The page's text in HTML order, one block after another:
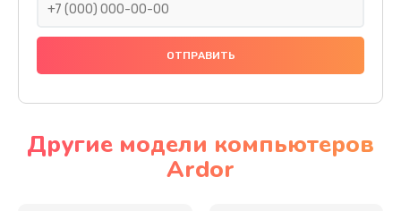
Другие модели компьютеров
Ardor